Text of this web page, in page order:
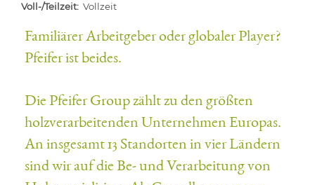
Voll-/Teilzeit: Vollzeit
Familiärer Arbeitgeber oder globaler Player?
Pfeifer ist beides.
Die Pfeifer Group zählt zu den größten
holzverarbeitenden Unternehmen Europas.
An insgesamt 13 Standorten in vier Ländern
sind wir auf die Be- und Verarbeitung von